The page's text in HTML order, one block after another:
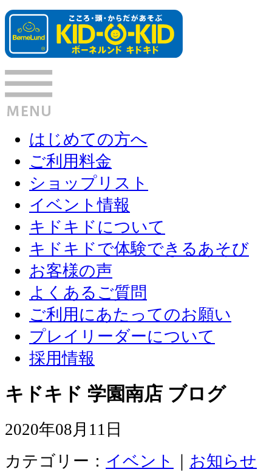
はじめての方へ
ご利用料金
ショップリスト
イベント情報
キドキドについて
キドキドで体験できるあそび
お客様の声
よくあるご質問
ご利用にあたってのお願い
プレイリーダーについて
採用情報
キドキド 学園南店 ブログ
2020年08月11日
カテゴリー： イベント お知らせ